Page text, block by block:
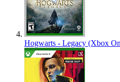
Hogwarts - Legacy (Xbox